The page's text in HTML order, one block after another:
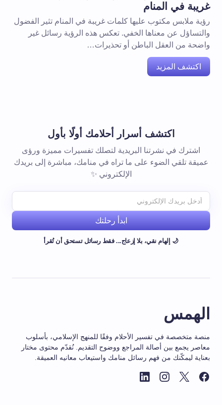
غريبة في المنام
رؤية ملابس مكتوب عليها كلمات غريبة في المنام تثير الفضول
والتساؤل عن معناها الخفي. تعكس هذه الرؤية رسائل غير
واضحة من العقل الباطن أو تحذيرات…
اكتشف المزيد
اكتشف أسرار أحلامك أولًا بأول
اشترك في نشرتنا البريدية لتصلك تفسيرات مميزة ورؤى
عميقة تلقي الضوء على ما تراه في منامك، مباشرة إلى بريدك
الإلكتروني ✨
ابدأ رحلتك
🌙 إلهام نقي، بلا إزعاج... فقط رسائل تستحق أن تُقرأ
الهمس
منصة متخصصة في تفسير الأحلام وفقًا للمنهج الإسلامي، بأسلوب
معاصر يجمع بين أصالة المراجع ووضوح التقديم. نُقدّم محتوى مختار
بعناية ليمكّنك من فهم رسائل منامك واستيعاب معانيه العميقة.